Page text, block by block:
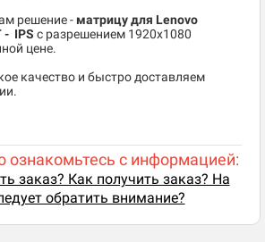
решение - матрицу для Lenovo
- IPS c разрешением 1920x1080
цене.
качество и быстро доставляем
ознакомьтесь с информацией:
заказ? Как получить заказ? На
обратить внимание?